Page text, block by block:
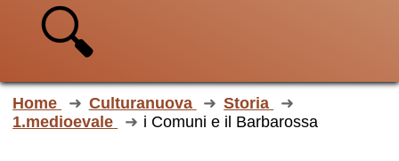
🔍
Home Culturanuova
Storia
1.medioevale
i Comuni e il Barbarossa